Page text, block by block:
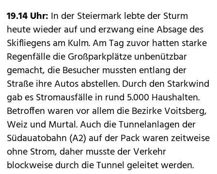
19.14 Uhr: In der Steiermark lebte der Sturm
heute wieder auf und erzwang eine Absage des
Skifliegens am Kulm. Am Tag zuvor hatten starke
Regenfälle die Großparkplätze unbenützbar
gemacht, die Besucher mussten entlang der
Straße ihre Autos abstellen. Durch den Starkwind
gab es Stromausfälle in rund 5.000 Haushalten.
Betroffen waren vor allem die Bezirke Voitsberg,
Weiz und Murtal. Auch die Tunnelanlagen der
Südauatobahn (A2) auf der Pack waren zeitweise
ohne Strom, daher musste der Verkehr
blockweise durch die Tunnel geleitet werden.